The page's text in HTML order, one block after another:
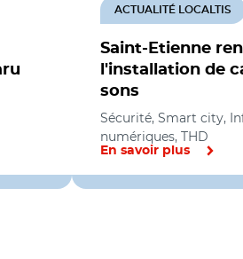
Saint-Etienne
l'installation de
sons
ACTUALITÉ LOCALTIS
Sécurité, Smart city,
numériques, THD
En savoir plus